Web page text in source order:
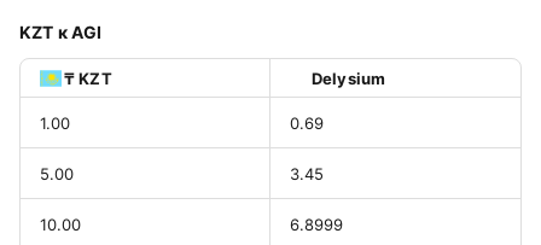
KZT к AGI
₸ KZT Delysium
1.00 0.69
5.00 3.45
10.00 6.8999